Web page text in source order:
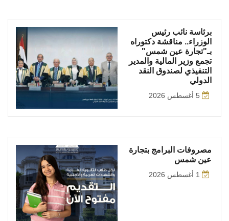
برئاسة نائب رئيس
الوزراء.. مناقشة دكتوراه
بـ"تجارة عين شمس"
تجمع وزير المالية والمدير
التنفيذي لصندوق النقد
الدولي
5 أغسطس 2026
مصروفات البرامج بتجارة
عين شمس
1 أغسطس 2026